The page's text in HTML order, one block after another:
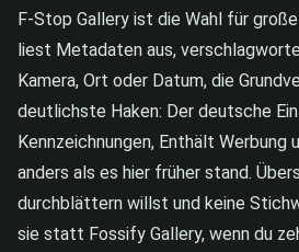
F-Stop Gallery ist die Wahl für
liest Metadaten aus,
Kamera, Ort oder Datum, die
deutlichste Haken: Der deutsche
Kennzeichnungen, Enthält Werbung
anders als es hier früher stand.
durchblättern willst und keine
sie statt Fossify Gallery, wenn du